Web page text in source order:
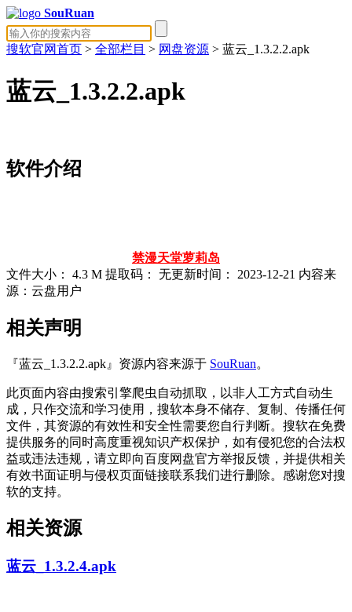
SouRuan
搜软官网首页 > 全部栏目 > 网盘资源 > 蓝云_1.3.2.2.apk
蓝云_1.3.2.2.apk
软件介绍
禁漫天堂萝莉岛
文件大小：
4.3 M 提取码： 无更新时间： 2023-12-21 内容来
源：云盘用户
相关声明
『蓝云_1.3.2.2.apk』资源内容来源于 SouRuan。
此页面内容由搜索引擎爬虫自动抓取，以非人工方式自动生
成，只作交流和学习使用，搜软本身不储存、复制、传播任何
文件，其资源的有效性和安全性需要您自行判断。搜软在免费
提供服务的同时高度重视知识产权保护，如有侵犯您的合法权
益或违法违规，请立即向百度网盘官方举报反馈，并提供相关
有效书面证明与侵权页面链接联系我们进行删除。感谢您对搜
软的支持。
相关资源
蓝云_1.3.2.4.apk